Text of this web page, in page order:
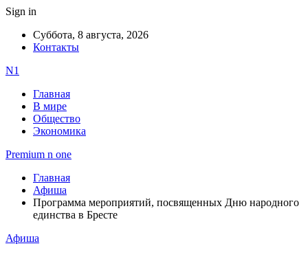
Sign in
Суббота, 8 августа, 2026
Контакты
N1
Главная
В мире
Общество
Экономика
Premium n one
Главная
Афиша
Программа мероприятий, посвященных Дню народного
единства в Бресте
Афиша